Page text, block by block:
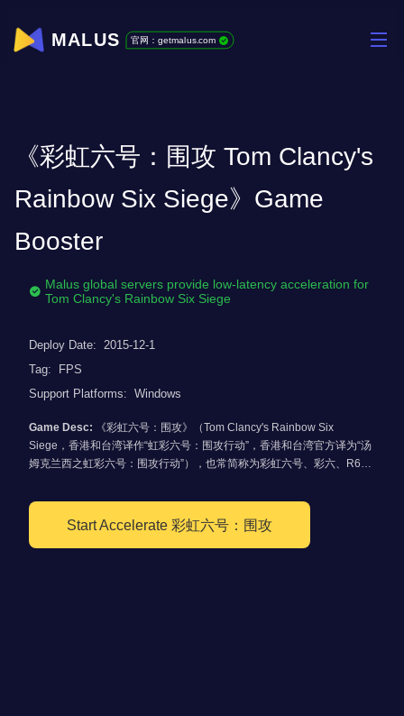
MALUS 官网：getmalus.com
《彩虹六号：围攻 Tom Clancy's
Rainbow Six Siege》Game
Booster
Malus global servers provide low-latency acceleration for
Tom Clancy's Rainbow Six Siege
Deploy Date: 2015-12-1
Tag:
FPS
Support Platforms: Windows
Game Desc:
《彩虹六号：围攻》（Tom Clancy's Rainbow Six
Siege，香港和台湾译作“虹彩六号：围攻行动”，香港和台湾官方译为“汤
姆克兰西之虹彩六号：围攻行动”），也常简称为彩虹六号、彩六、R6或
戏。本作是《彩虹六号系列》时隔8年后推出的正统续作，同时继承了已
被取消的《彩虹六号：爱国者》部分要素。《彩虹六号：围攻》主打多人
游戏，游戏系统着重于小队对抗，而单人模式也以教学为主，不像前作更
Start Accelerate 彩虹六号：围攻